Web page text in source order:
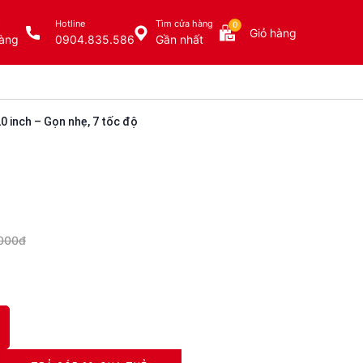
Hotline
0904.835.586
Tìm cửa hàng
Gần nhất
0
Giỏ hàng
inch – Gọn nhẹ, 7 tốc độ